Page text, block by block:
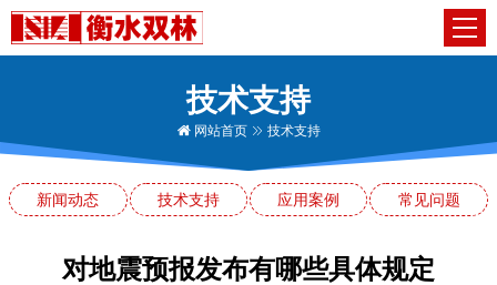
技术支持
网站首页 技术支持
新闻动态 技术支持 应用案例 常见问题
对地震预报发布有哪些具体规定